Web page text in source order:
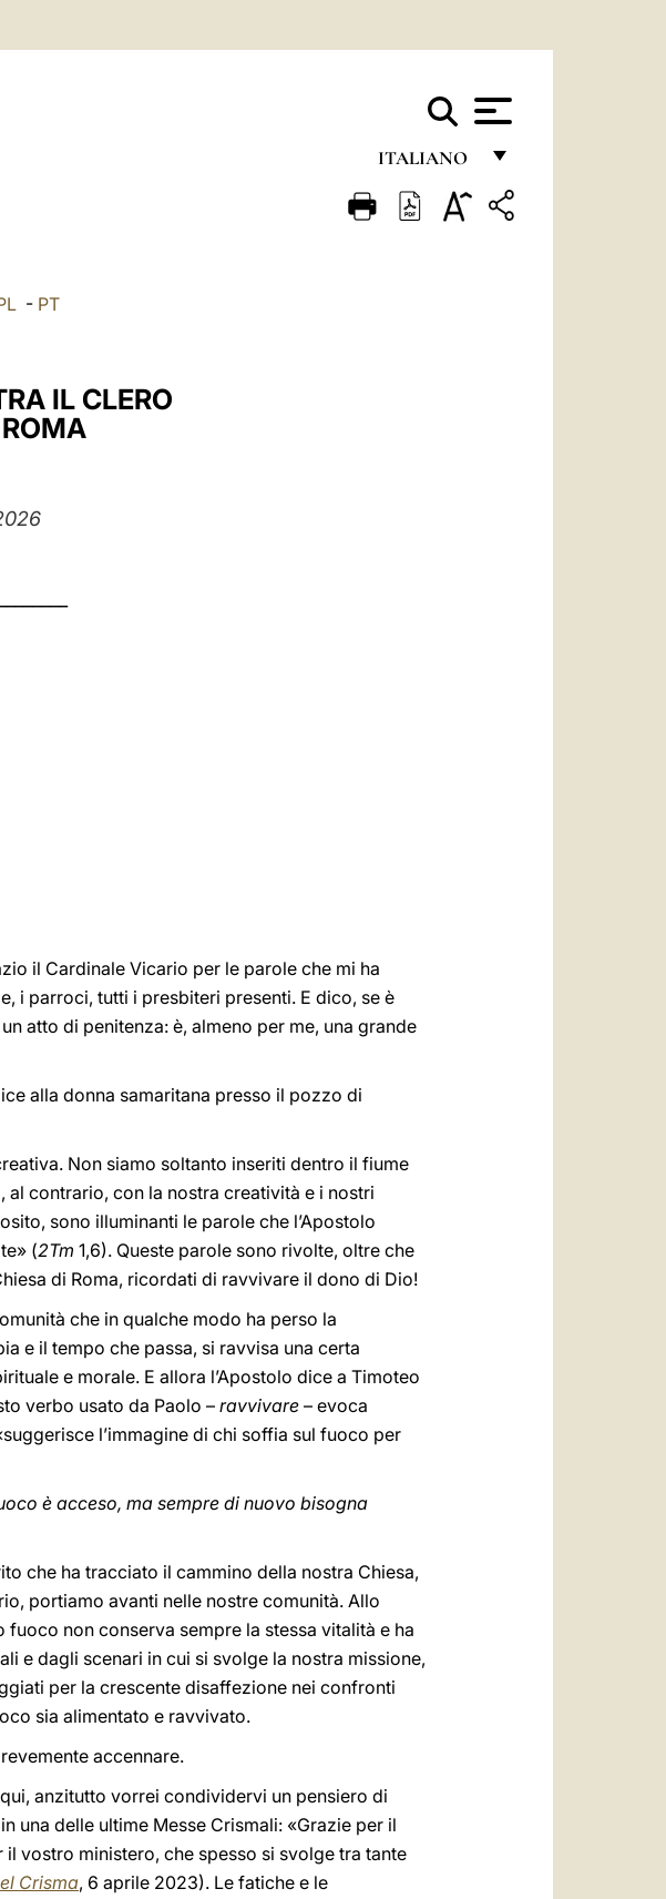
ITALIANO
FRANÇAIS
- PT
IL CLERO
il Cardinale Vicario per le parole che mi ha
i parroci, tutti i presbiteri presenti. E dico, se è
atto di penitenza: è, almeno per me, una grande
alla donna samaritana presso il pozzo di
Non siamo soltanto inseriti dentro il fiume
contrario, con la nostra creatività e i nostri
sono illuminanti le parole che l’Apostolo
(2Tm 1,6). Queste parole sono rivolte, oltre che
di Roma, ricordati di ravvivare il dono di Dio!
che in qualche modo ha perso la
e il tempo che passa, si ravvisa una certa
e morale. E allora l’Apostolo dice a Timoteo
verbo usato da Paolo – ravvivare – evoca
l’immagine di chi soffia sul fuoco per
è acceso, ma sempre di nuovo bisogna
che ha tracciato il cammino della nostra Chiesa,
portiamo avanti nelle nostre comunità. Allo
non conserva sempre la stessa vitalità e ha
e dagli scenari in cui si svolge la nostra missione,
per la crescente disaffezione nei confronti
sia alimentato e ravvivato.
accennare.
qui, anzitutto vorrei condividervi un pensiero di
una delle ultime Messe Crismali: «Grazie per il
vostro ministero, che spesso si svolge tra tante
Crisma, 6 aprile 2023). Le fatiche e le